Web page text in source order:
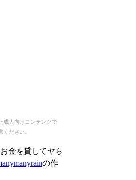
成人向けコンテンツで
ださい。
金を貸してヤら
の作